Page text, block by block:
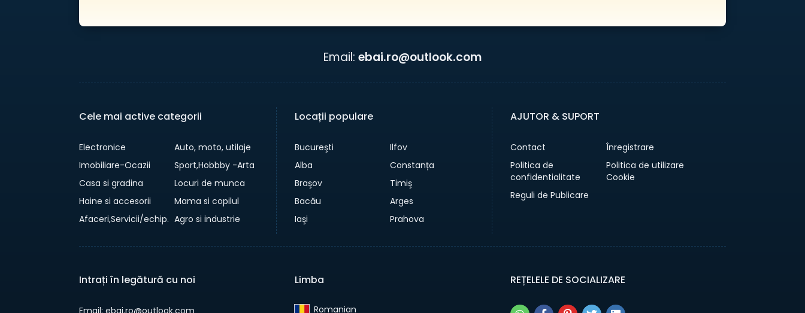
Email: ebai.ro@outlook.com
Cele mai active categorii
Electronice
Auto, moto, utilaje
Imobiliare-Ocazii
Sport,Hobbby -Arta
Casa si gradina
Locuri de munca
Haine si accesorii
Mama si copilul
Afaceri,Servicii/echip. Agro si industrie
Locații populare
Bucureşti
Ilfov
Alba
Constanța
Braşov
Timiş
Bacău
Arges
Iaşi
Prahova
AJUTOR & SUPORT
Contact
Înregistrare
Politica de
confidentialitate
Politica de utilizare
Cookie
Reguli de Publicare
Intrați în legătură cu noi
Email: ebai.ro@outlook.com
Limba
Romanian‎
REȚELELE DE SOCIALIZARE